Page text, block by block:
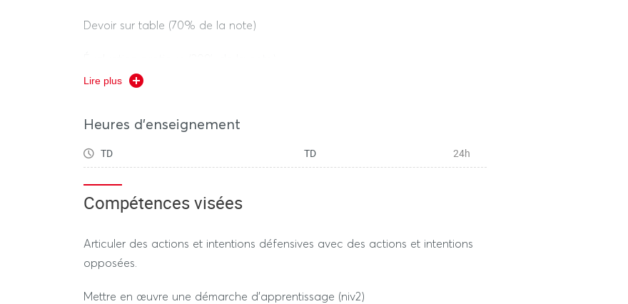
Devoir sur table (70% de la note)
Durée: 2h00 (hors tiers-temps)
REGIME DEROGATOIRE
Contrôle Terminal
(pendant la période de formation, selon calendrier
des examens dérogatoires)
Devoir sur table: 70% de la note
Lire plus
Heures d'enseignement
TD TD 24h
Compétences visées
Articuler des actions et intentions défensives avec des actions et intentions
opposées.
Mettre en œuvre une démarche d’apprentissage (niv2)